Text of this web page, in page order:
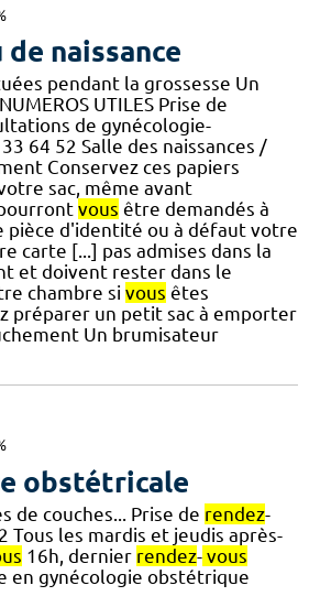
naissance
pendant la grossesse Un
UTILES Prise de
de gynécologie-
64 52 Salle des naissances /
Conservez ces papiers
sac, même avant
vous être demandés à
pièce d'identité ou à défaut votre
carte [...] pas admises dans la
et doivent rester dans le
chambre si vous êtes
préparer un petit sac à emporter
Un brumisateur
obstétricale
de couches... Prise de rendez-
Tous les mardis et jeudis après-
16h, dernier rendez- vous
en gynécologie obstétrique